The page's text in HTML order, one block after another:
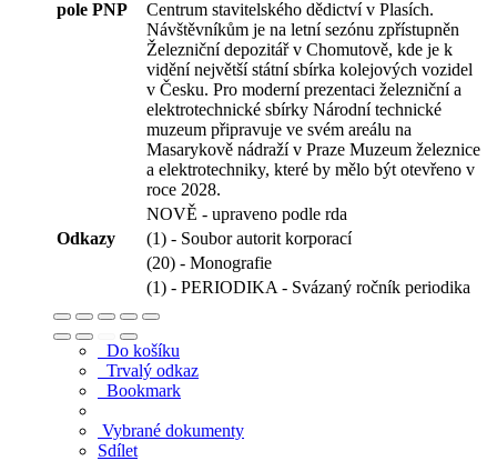
pole PNP
Centrum stavitelského dědictví v Plasích.
Návštěvníkům je na letní sezónu zpřístupněn
Železniční depozitář v Chomutově, kde je k
vidění největší státní sbírka kolejových vozidel
v Česku. Pro moderní prezentaci železniční a
elektrotechnické sbírky Národní technické
muzeum připravuje ve svém areálu na
Masarykově nádraží v Praze Muzeum železnice
a elektrotechniky, které by mělo být otevřeno v
roce 2028.
NOVĚ - upraveno podle rda
Odkazy
(1) - Soubor autorit korporací
(20) - Monografie
(1) - PERIODIKA - Svázaný ročník periodika
Do košíku
Trvalý odkaz
Bookmark
Vybrané dokumenty
Sdílet